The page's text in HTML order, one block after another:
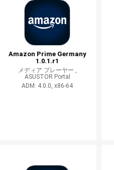
Amazon Prime Germany
1.0.1.r1
メディア プレーヤー ,
ASUSTOR Portal
ADM: 4.0.0, x86-64